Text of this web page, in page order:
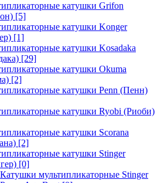
катушки Grifon
[5]
катушки Konger
[1]
катушки Kosadaka
[29]
катушки Okuma
[2]
катушки Penn (Пенн)
катушки Ryobi (Риоби)
катушки Scorana
[2]
катушки Stinger
[0]
Катушки мультипликаторные Stinger